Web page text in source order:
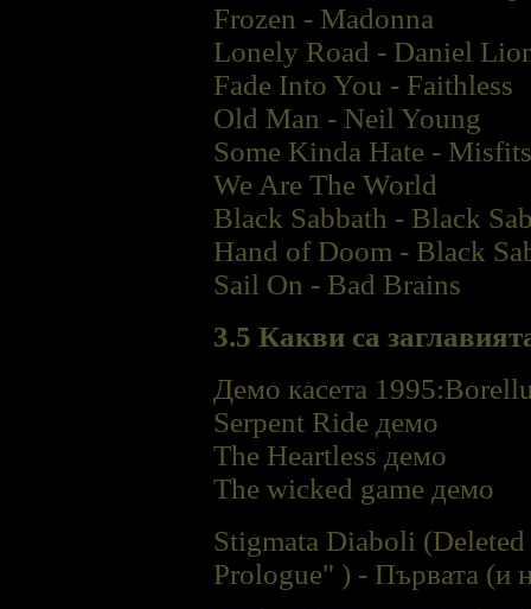
Frozen - Madonna
Lonely Road - Daniel
Fade Into You - Faithless
Old Man - Neil Young
Some Kinda Hate - Misfits
We Are The World
Black Sabbath - Black
Hand of Doom - Black
Sail On - Bad Brains
3.5 Какви са
Демо касета 1995:
Serpent Ride демо
The Heartless демо
The wicked game демо
Stigmata Diaboli
Prologue" ) - Първата (и